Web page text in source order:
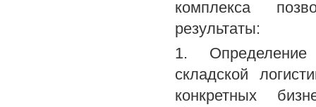
комплекса
результаты:
1. Определение
складской
конкретных